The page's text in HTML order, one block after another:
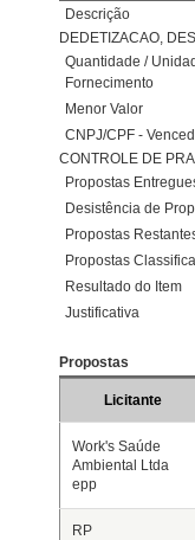
Descrição
DEDETIZACAO,
Quantidade /
Fornecimento
Menor Valor
CNPJ/CPF -
CONTROLE DE
Propostas
Desistência de
Propostas
Propostas
Resultado do Item
Justificativa
Propostas
Licitante
Work's Saúde
Ambiental Ltda
epp
RP